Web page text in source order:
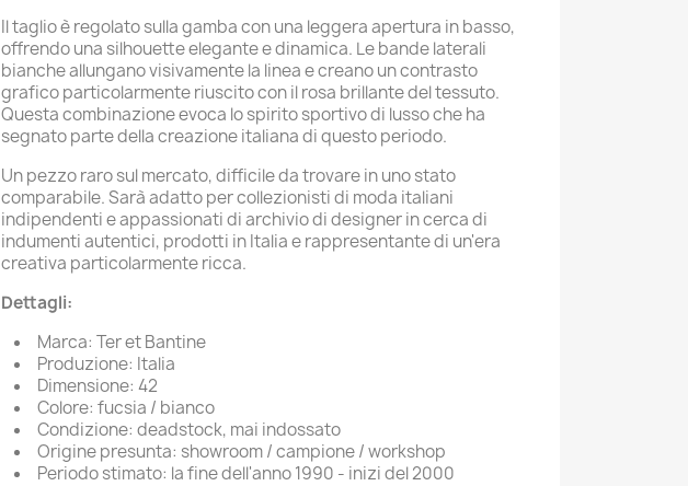
Il taglio è regolato sulla gamba con una leggera apertura in basso,
offrendo una silhouette elegante e dinamica. Le bande laterali
bianche allungano visivamente la linea e creano un contrasto
grafico particolarmente riuscito con il rosa brillante del tessuto.
Questa combinazione evoca lo spirito sportivo di lusso che ha
segnato parte della creazione italiana di questo periodo.
Un pezzo raro sul mercato, difficile da trovare in uno stato
comparabile. Sarà adatto per collezionisti di moda italiani
indipendenti e appassionati di archivio di designer in cerca di
indumenti autentici, prodotti in Italia e rappresentante di un'era
creativa particolarmente ricca.
Dettagli:
Marca: Ter et Bantine
Produzione: Italia
Dimensione: 42
Colore: fucsia / bianco
Condizione: deadstock, mai indossato
Origine presunta: showroom / campione / workshop
Periodo stimato: la fine dell'anno 1990 - inizi del 2000